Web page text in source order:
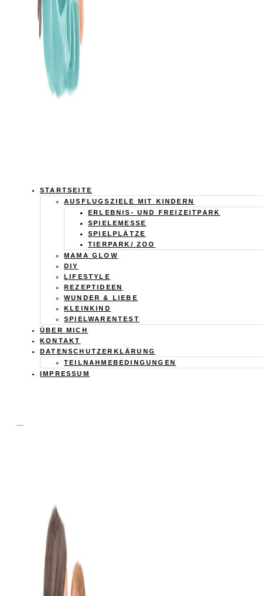
Calistas
Traum
STARTSEITE
AUSFLUGSZIELE MIT KINDERN
ERLEBNIS- UND FREIZEITPARK
SPIELEMESSE
SPIELPLÄTZE
TIERPARK/ ZOO
MAMA GLOW
DIY
LIFESTYLE
REZEPTIDEEN
WUNDER & LIEBE
KLEINKIND
SPIELWARENTEST
ÜBER MICH
KONTAKT
DATENSCHUTZERKLÄRUNG
TEILNAHMEBEDINGUNGEN
IMPRESSUM